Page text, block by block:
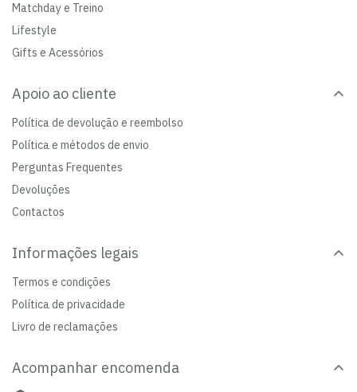
Matchday e Treino
Lifestyle
Gifts e Acessórios
Apoio ao cliente
Política de devolução e reembolso
Política e métodos de envio
Perguntas Frequentes
Devoluções
Contactos
Informações legais
Termos e condições
Política de privacidade
Livro de reclamações
Acompanhar encomenda